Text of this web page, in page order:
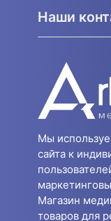
Наши
Мы
сайта к
Магазин
товаров для